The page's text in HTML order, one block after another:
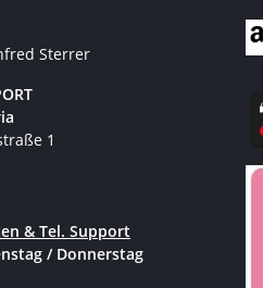
Sterrer
1
& Tel. Support
/ Donnerstag